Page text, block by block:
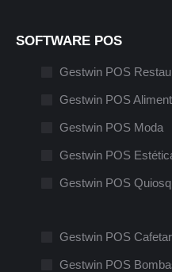
SOFTWARE POS
Gestwin POS
Gestwin POS
Gestwin POS Moda
Gestwin POS
Gestwin POS
Gestwin POS
Gestwin POS